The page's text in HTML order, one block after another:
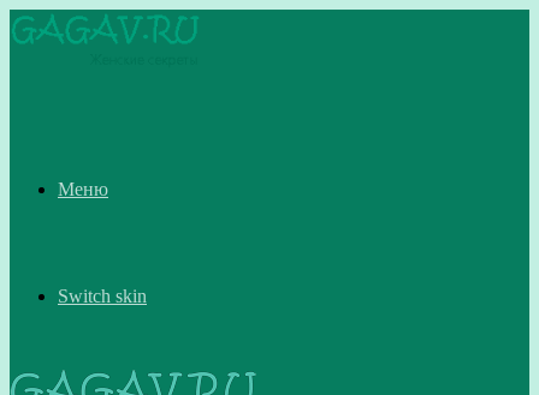
Меню
Switch skin